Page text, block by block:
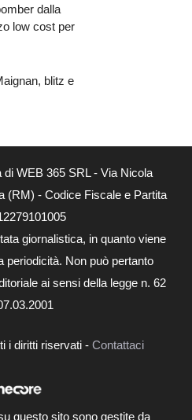
dalla
low cost per
blitz e
di WEB 365 SRL - Via Nicola
(RM) - Codice Fiscale e Partita
giornalistica, in quanto viene
periodicità. Non può pertanto
ai sensi della legge n. 62
i diritti riservati - Contattaci
questo sito sono gestite da